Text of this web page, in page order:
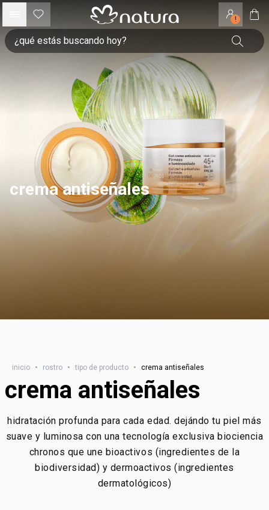
!
crema antiseñales
inicio • rostro • tipo de producto • crema antiseñales
crema antiseñales
hidratación profunda para cada edad. dejándo tu piel más
suave y luminosa con una tecnología exclusiva biociencia
chronos que une bioactivos (ingredientes de la
biodiversidad) y dermoactivos (ingredientes
dermatológicos)